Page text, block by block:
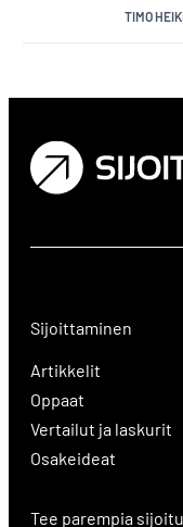
TIMO
Sijoittaminen
Artikkelit
Oppaat
Vertailut ja laskurit
Osakeideat
Tee parempia